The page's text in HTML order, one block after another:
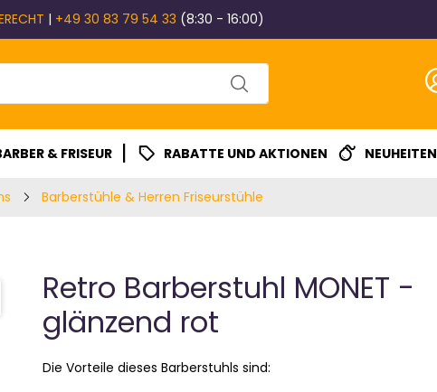
| +49 30 83 79 54 33 (8:30 - 16:00)
& FRISEUR | RABATTE UND AKTIONEN NEUHEITEN
Barberstühle & Herren Friseurstühle
Retro Barberstuhl MONET -
glänzend rot
Die Vorteile dieses Barberstuhls sind: